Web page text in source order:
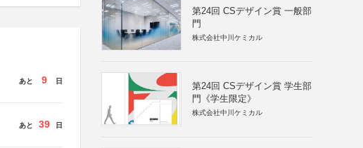
あと 9 日
あと 39 日
第24回 CSデザイン賞 一般部
門
株式会社中川ケミカル
第24回 CSデザイン賞 学生部
門《学生限定》
株式会社中川ケミカル